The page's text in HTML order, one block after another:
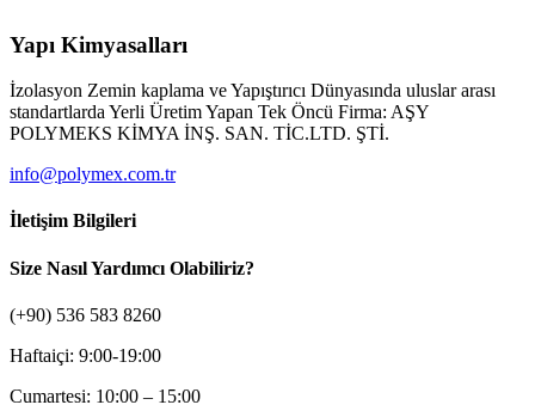
Yapı Kimyasalları
İzolasyon Zemin kaplama ve Yapıştırıcı Dünyasında uluslar arası
standartlarda Yerli Üretim Yapan Tek Öncü Firma: AŞY
POLYMEKS KİMYA İNŞ. SAN. TİC.LTD. ŞTİ.
info@polymex.com.tr
İletişim Bilgileri
Size Nasıl Yardımcı Olabiliriz?
(+90) 536 583 8260
Haftaiçi: 9:00-19:00
Cumartesi: 10:00 – 15:00